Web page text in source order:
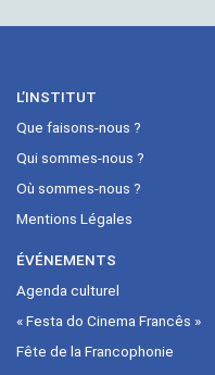
L’INSTITUT
Que faisons-nous ?
Qui sommes-nous ?
Où sommes-nous ?
Mentions Légales
ÉVÉNEMENTS
Agenda culturel
« Festa do Cinema Francês »
Fête de la Francophonie